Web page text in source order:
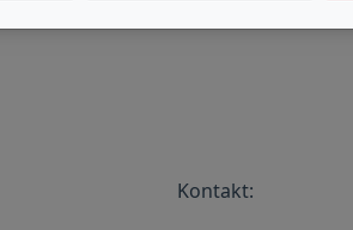
Kontakt: